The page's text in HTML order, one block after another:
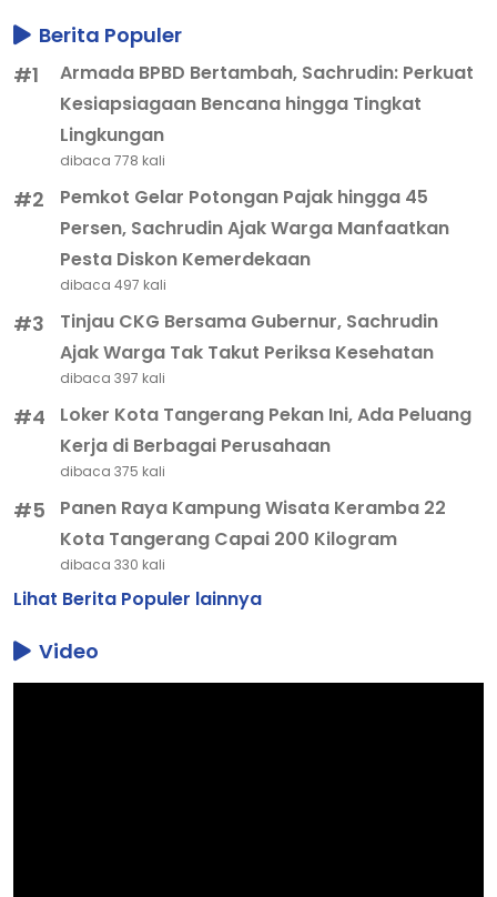
Berita Populer
#1
Armada BPBD Bertambah, Sachrudin: Perkuat
Kesiapsiagaan Bencana hingga Tingkat
Lingkungan
dibaca 778 kali
#2
Pemkot Gelar Potongan Pajak hingga 45
Persen, Sachrudin Ajak Warga Manfaatkan
Pesta Diskon Kemerdekaan
dibaca 497 kali
#3
Tinjau CKG Bersama Gubernur, Sachrudin
Ajak Warga Tak Takut Periksa Kesehatan
dibaca 397 kali
#4
Loker Kota Tangerang Pekan Ini, Ada Peluang
Kerja di Berbagai Perusahaan
dibaca 375 kali
#5
Panen Raya Kampung Wisata Keramba 22
Kota Tangerang Capai 200 Kilogram
dibaca 330 kali
Lihat Berita Populer lainnya
Video